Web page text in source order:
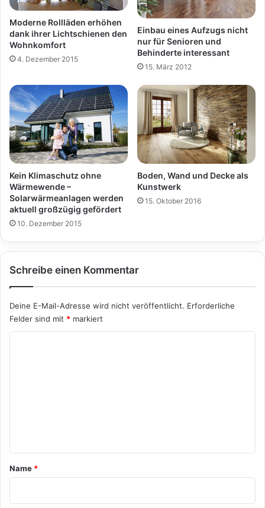
Moderne Rollläden erhöhen
dank ihrer Lichtschienen den
Wohnkomfort
4. Dezember 2015
Einbau eines Aufzugs nicht
nur für Senioren und
Behinderte interessant
15. März 2012
Kein Klimaschutz ohne
Wärmewende –
Solarwärmeanlagen werden
aktuell großzügig gefördert
10. Dezember 2015
Boden, Wand und Decke als
Kunstwerk
15. Oktober 2016
Schreibe einen Kommentar
Deine E-Mail-Adresse wird nicht veröffentlicht. Erforderliche
Felder sind mit * markiert
a
*
Name *